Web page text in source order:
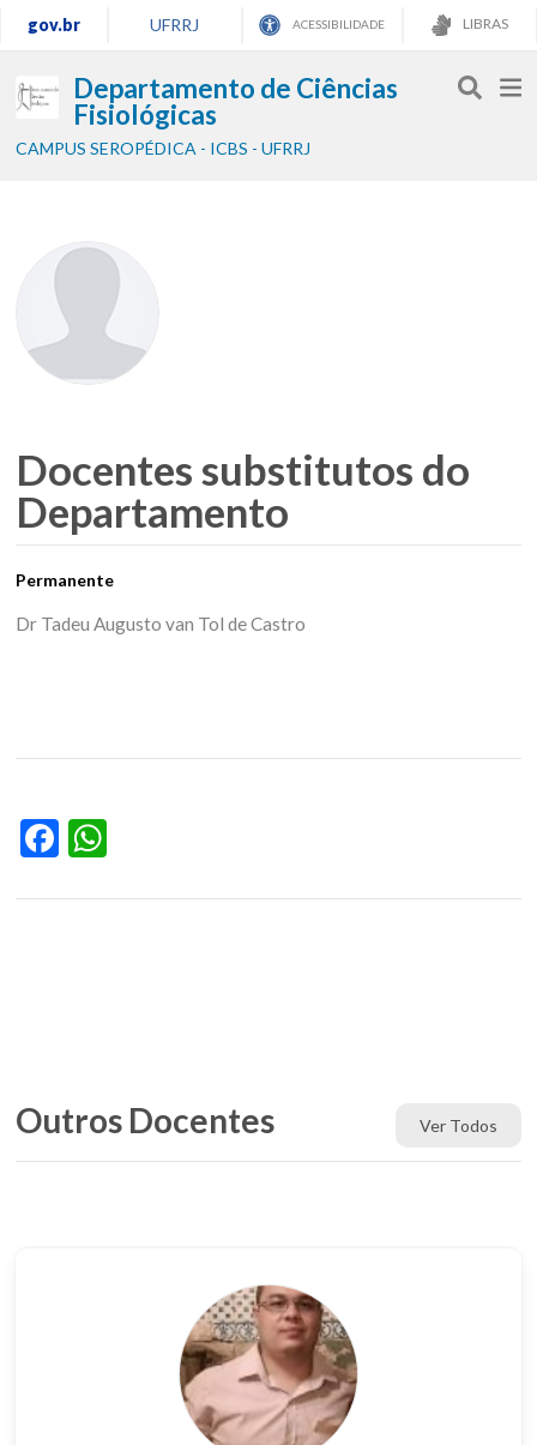
gov.br UFRRJ ACESSIBILIDADE LIBRAS
Departamento de Ciências
Fisiológicas
CAMPUS SEROPÉDICA - ICBS - UFRRJ
Docentes substitutos do
Departamento
Permanente
Dr Tadeu Augusto van Tol de Castro
Facebook
Ver Todos
Outros Docentes